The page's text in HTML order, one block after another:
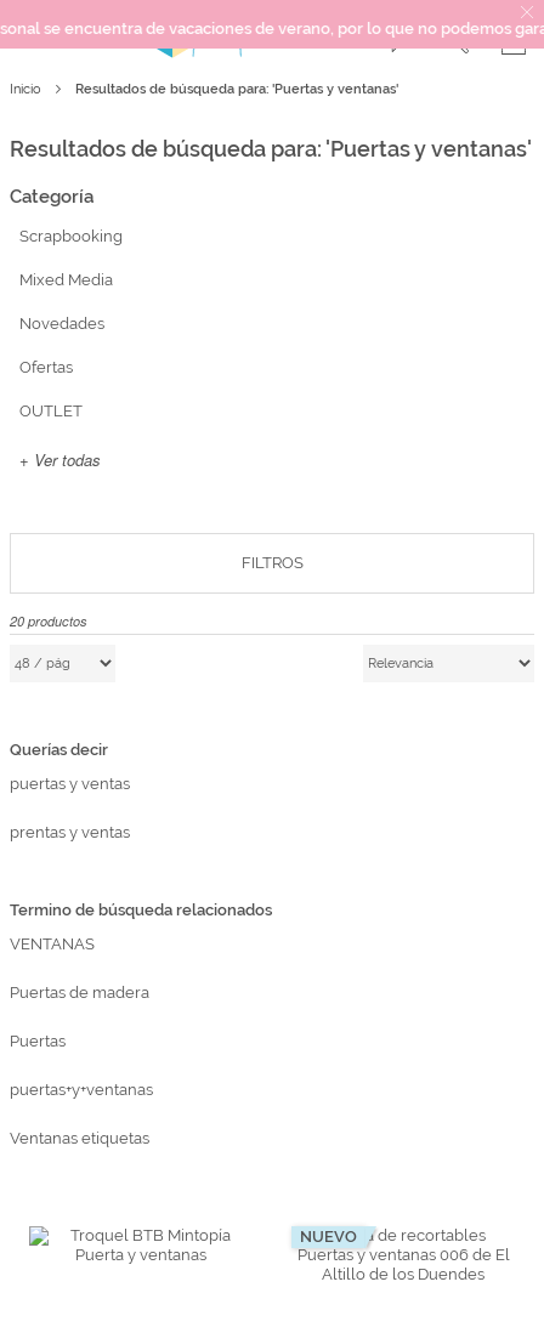
de vacaciones de verano, por lo que no podemos
Novedades
Top Ventas
SCRAPBOOKING
CRAFT Y DIY
PAPELERÍA Y FIESTAS
REGALOS
Iniciar sesión/Regístrate
Inicio Resultados de búsqueda para: 'Puertas y ventanas'
Resultados de búsqueda para: 'Puertas y ventanas'
20 productos
Querías decir
puertas y ventas
prentas y ventas
Termino de búsqueda relacionados
VENTANAS
Puertas de madera
Puertas
puertas+y+ventanas
Ventanas etiquetas
NUEVO
Categoría
Scrapbooking
Mixed Media
Novedades
Ofertas
OUTLET
+ Ver todas
FILTROS